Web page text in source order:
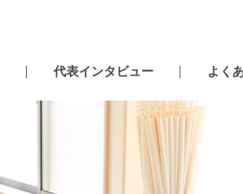
代表インタビュー よく